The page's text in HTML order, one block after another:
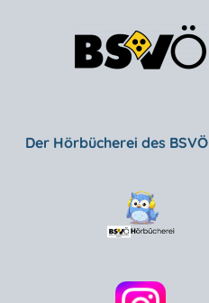
Der Hörbücherei des